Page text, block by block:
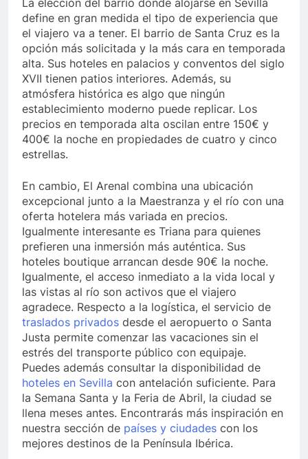
La elección del barrio donde alojarse en Sevilla
define en gran medida el tipo de experiencia que
el viajero va a tener. El barrio de Santa Cruz es la
opción más solicitada y la más cara en temporada
alta. Sus hoteles en palacios y conventos del siglo
XVII tienen patios interiores. Además, su
atmósfera histórica es algo que ningún
establecimiento moderno puede replicar. Los
precios en temporada alta oscilan entre 150€ y
400€ la noche en propiedades de cuatro y cinco
estrellas.
En cambio, El Arenal combina una ubicación
excepcional junto a la Maestranza y el río con una
oferta hotelera más variada en precios.
Igualmente interesante es Triana para quienes
prefieren una inmersión más auténtica. Sus
hoteles boutique arrancan desde 90€ la noche.
Igualmente, el acceso inmediato a la vida local y
las vistas al río son activos que el viajero
agradece. Respecto a la logística, el servicio de
traslados privados desde el aeropuerto o Santa
Justa permite comenzar las vacaciones sin el
estrés del transporte público con equipaje.
Puedes además consultar la disponibilidad de
hoteles en Sevilla con antelación suficiente. Para
la Semana Santa y la Feria de Abril, la ciudad se
llena meses antes. Encontrarás más inspiración en
nuestra sección de países y ciudades con los
mejores destinos de la Península Ibérica.